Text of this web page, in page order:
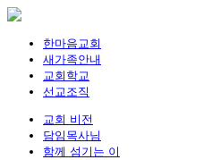
한마음교회
새가족안내
교회학교
선교조직
교회 비전
담임목사님
함께 섬기는 이